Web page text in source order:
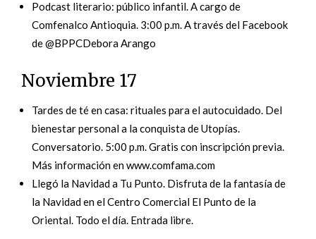
Podcast literario: público infantil. A cargo de
Comfenalco Antioquia. 3:00 p.m. A través del Facebook
de @BPPCDebora Arango
Noviembre 17
Tardes de té en casa: rituales para el autocuidado. Del
bienestar personal a la conquista de Utopías.
Conversatorio. 5:00 p.m. Gratis con inscripción previa.
Más información en www.comfama.com
Llegó la Navidad a Tu Punto. Disfruta de la fantasía de
la Navidad en el Centro Comercial El Punto de la
Oriental. Todo el día. Entrada libre.